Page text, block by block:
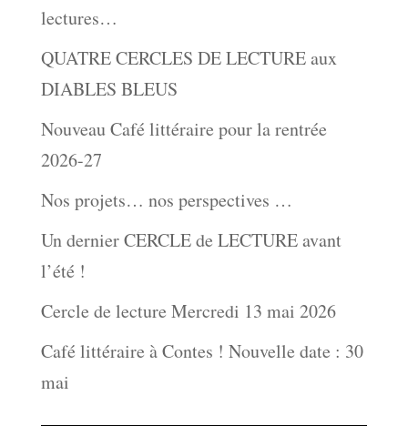
lectures…
QUATRE CERCLES DE LECTURE aux
DIABLES BLEUS
Nouveau Café littéraire pour la rentrée
2026-27
Nos projets… nos perspectives …
Un dernier CERCLE de LECTURE avant
l’été !
Cercle de lecture Mercredi 13 mai 2026
Café littéraire à Contes ! Nouvelle date : 30
mai